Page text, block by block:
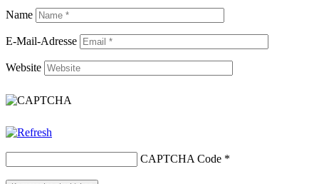
Name
E-Mail-Adresse
Website
CAPTCHA Code *